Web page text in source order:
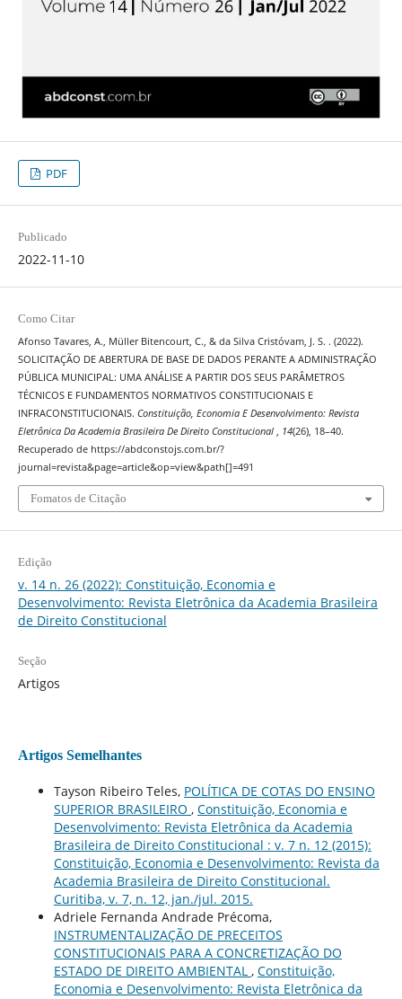
PDF
Publicado
2022-11-10
Como Citar
Afonso Tavares, A., Müller Bitencourt, C., & da Silva Cristóvam, J. S. . (2022).
SOLICITAÇÃO DE ABERTURA DE BASE DE DADOS PERANTE A ADMINISTRAÇÃO
PÚBLICA MUNICIPAL: UMA ANÁLISE A PARTIR DOS SEUS PARÂMETROS
TÉCNICOS E FUNDAMENTOS NORMATIVOS CONSTITUCIONAIS E
INFRACONSTITUCIONAIS. Constituição, Economia E Desenvolvimento: Revista
Eletrônica Da Academia Brasileira De Direito Constitucional
14(26), 18–40.
Recuperado de https://abdconstojs.com.br/?
journal=revista&page=article&op=view&path[]=491
Fomatos de Citação
Edição
v. 14 n. 26 (2022): Constituição, Economia e
Desenvolvimento: Revista Eletrônica da Academia Brasileira
de Direito Constitucional
Seção
Artigos
Artigos Semelhantes
Tayson Ribeiro Teles, POLÍTICA DE COTAS DO ENSINO
SUPERIOR BRASILEIRO , Constituição, Economia e
Desenvolvimento: Revista Eletrônica da Academia
Brasileira de Direito Constitucional : v. 7 n. 12 (2015):
Constituição, Economia e Desenvolvimento: Revista da
Academia Brasileira de Direito Constitucional.
Curitiba, v. 7, n. 12, jan./jul. 2015.
Adriele Fernanda Andrade Précoma,
INSTRUMENTALIZAÇÃO DE PRECEITOS
CONSTITUCIONAIS PARA A CONCRETIZAÇÃO DO
ESTADO DE DIREITO AMBIENTAL , Constituição,
Economia e Desenvolvimento: Revista Eletrônica da